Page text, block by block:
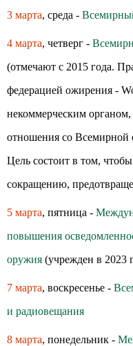
3 марта, среда -
4 марта, четверг -
(отмечают с 2015 года.
федерацией ожирения -
некоммерческим
отношения со Всемирной
Цель состоит в том,
сокращению,
5 марта, пятница -
повышения
оружия (учрежден в
7 марта, воскресенье -
и радиовещания
8 марта, понедельник -